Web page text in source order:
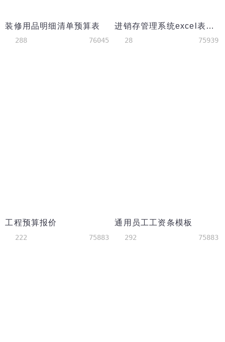
装修用品明细清单预算表
288 76045
进销存管理系统excel表格模板
28 75939
工程预算报价
222 75883
通用员工工资条模板
292 75883